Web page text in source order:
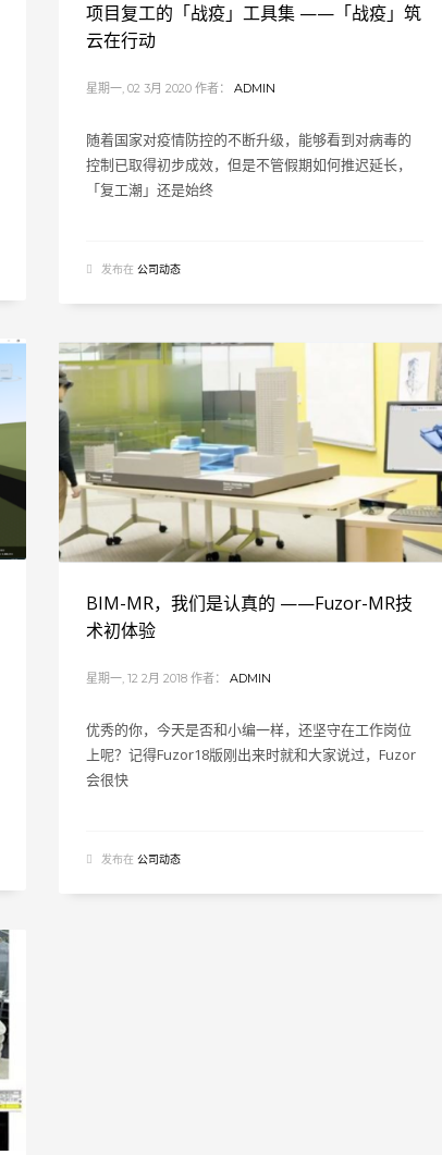
项目复工的「战疫」工具集 ——「战疫」筑
云在行动
星期一, 02 3月 2020 作者： ADMIN
随着国家对疫情防控的不断升级，能够看到对病毒的
控制已取得初步成效，但是不管假期如何推迟延长，
「复工潮」还是始终
发布在 公司动态
BIM-MR，我们是认真的 ——Fuzor-MR技
术初体验
星期一, 12 2月 2018 作者： ADMIN
优秀的你，今天是否和小编一样，还坚守在工作岗位
上呢？记得Fuzor18版刚出来时就和大家说过，Fuzor
会很快
发布在 公司动态